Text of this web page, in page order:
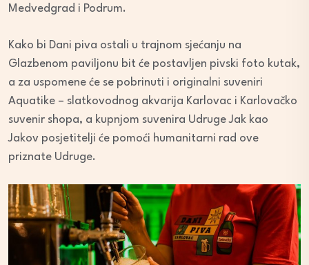
Medvedgrad i Podrum.
Kako bi Dani piva ostali u trajnom sjećanju na
Glazbenom paviljonu bit će postavljen pivski foto kutak,
a za uspomene će se pobrinuti i originalni suveniri
Aquatike – slatkovodnog akvarija Karlovac i Karlovačko
suvenir shopa, a kupnjom suvenira Udruge Jak kao
Jakov posjetitelji će pomoći humanitarni rad ove
priznate Udruge.